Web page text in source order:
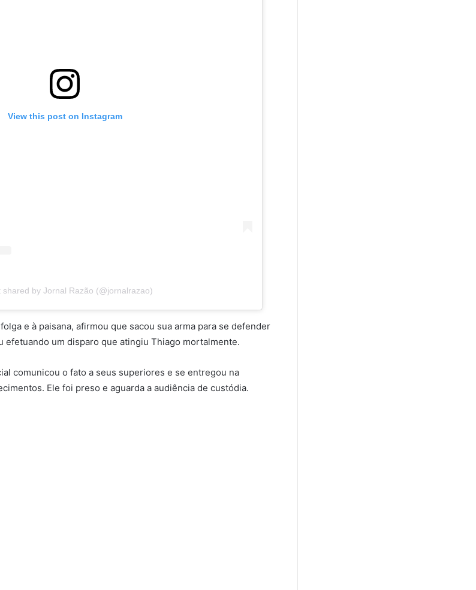
View this post on Instagram
shared by Jornal Razão (@jornalrazao)
e à paisana, afirmou que sacou sua arma para se defender
efetuando um disparo que atingiu Thiago mortalmente.
comunicou o fato a seus superiores e se entregou na
Ele foi preso e aguarda a audiência de custódia.